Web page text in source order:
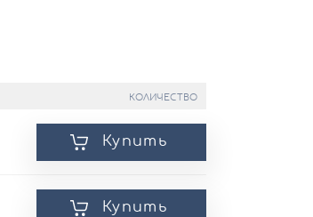
КОЛИЧЕСТВО
Купить
Купить